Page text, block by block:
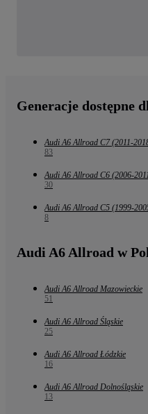
Generacje dostępne
Audi A6 Allroad C7 (2011-
83
Audi A6 Allroad C6 (2006-
30
Audi A6 Allroad C5 (1999-
8
Audi A6 Allroad w
Audi A6 Allroad Mazowieckie
51
Audi A6 Allroad Śląskie
25
Audi A6 Allroad Łódzkie
16
Audi A6 Allroad Dolnośląskie
13